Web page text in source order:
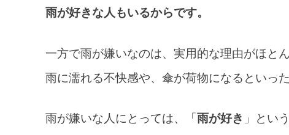
雨が好きな人もいるからです。
一方で雨が嫌いなのは、実用的な理由がほとん
雨に濡れる不快感や、傘が荷物になるといっ
雨が嫌いな人にとっては、「 雨が好き 」とい